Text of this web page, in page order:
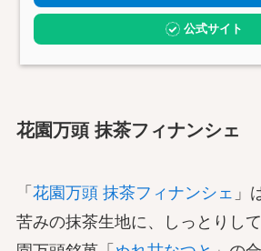
公式サイト
花園万頭 抹茶フィナンシェ
「 花園万頭 抹茶フィナンシェ 」
苦みの抹茶生地に、しっとりし